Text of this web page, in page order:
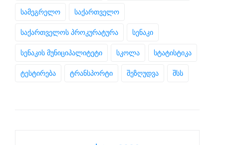
სამეგრელო საქართველო
საქართველოს პროკურატურა სენაკი
სენაკის მუნიციპალიტეტი სკოლა სტატისტიკა
ტესტირება ტრანსპორტი შეზღუდვა შსს